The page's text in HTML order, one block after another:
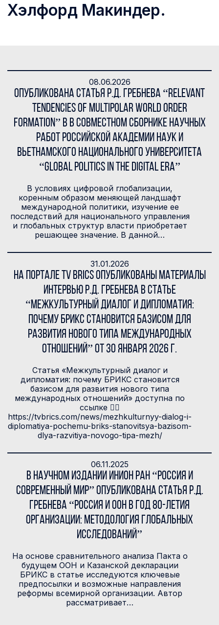
Хэлфорд Макиндер.
08.06.2026
Опубликована статья Р.Д. Гребнева “Relevant
Tendencies of Multipolar World Order
Formation” в В совместном сборнике научных
работ Российской академии наук и
Вьетнамского национального университета
“Global Politics in the Digital Era”
В условиях цифровой глобализации,
коренным образом меняющей ландшафт
международной политики, изучение ее
последствий для национального управления
и глобальных структур власти приобретает
решающее значение. В данной…
31.01.2026
На портале TV BRICS опубликованы материалы
интервью Р.Д. Гребнева в статье
“Межкультурный диалог и дипломатия:
почему БРИКС становится базисом для
развития нового типа международных
отношений” от 30 января 2026 г.
Статья «Межкультурный диалог и
дипломатия: почему БРИКС становится
базисом для развития нового типа
международных отношений» доступна по
ссылке 👉🏻
https://tvbrics.com/news/mezhkulturnyy-dialog-i-
diplomatiya-pochemu-briks-stanovitsya-bazisom-
dlya-razvitiya-novogo-tipa-mezh/
06.11.2025
В научном издании ИНИОН РАН “Россия и
современный мир” опубликована статья Р.Д.
Гребнева “Россия и ООН в год 80-летия
организации: методология глобальных
исследований”
На основе сравнительного анализа Пакта о
будущем ООН и Казанской декларации
БРИКС в статье исследуются ключевые
предпосылки и возможные направления
реформы всемирной организации. Автор
рассматривает…